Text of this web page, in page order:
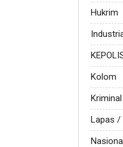
Hukrim
Kolom
Kriminal
Lapas /